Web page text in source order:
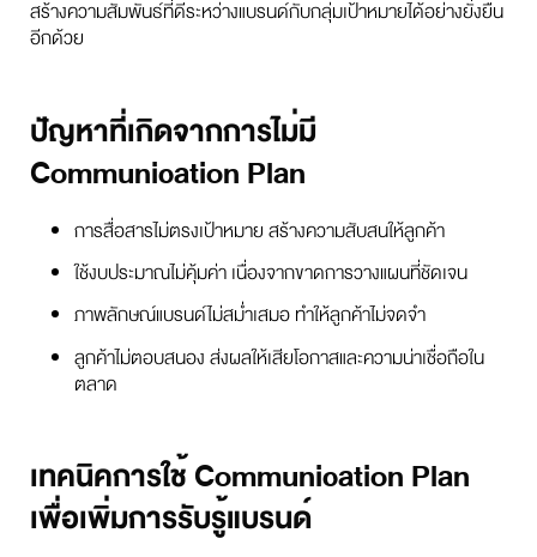
สร้างความสัมพันธ์ที่ดีระหว่างแบรนด์กับกลุ่มเป้าหมายได้อย่างยั่งยืน
อีกด้วย
ปัญหาที่เกิดจากการไม่มี
Communication Plan
การสื่อสารไม่ตรงเป้าหมาย สร้างความสับสนให้ลูกค้า
ใช้งบประมาณไม่คุ้มค่า เนื่องจากขาดการวางแผนที่ชัดเจน
ภาพลักษณ์แบรนด์ไม่สม่ำเสมอ ทำให้ลูกค้าไม่จดจำ
ลูกค้าไม่ตอบสนอง ส่งผลให้เสียโอกาสและความน่าเชื่อถือใน
ตลาด
เทคนิคการใช้ Communication Plan
เพื่อเพิ่มการรับรู้แบรนด์